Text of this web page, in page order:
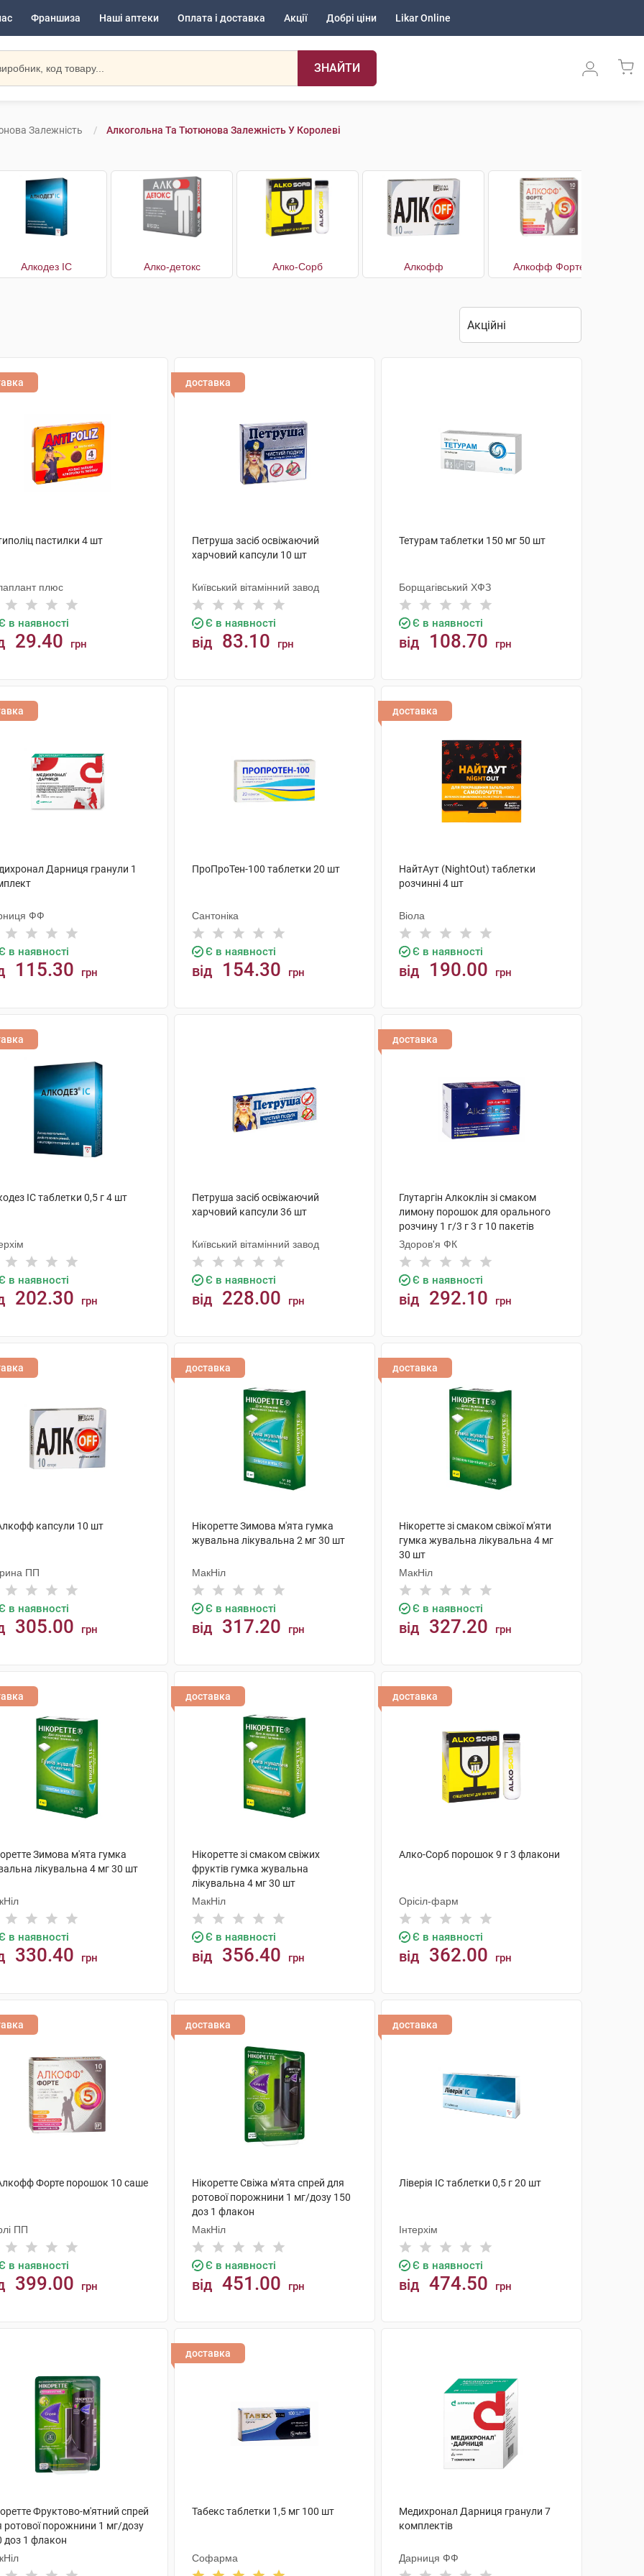
Франшиза Наші аптеки Оплата і доставка Акції Добрі ціни Likar Online
ЗНАЙТИ
Залежність Алкогольна Та Тютюнова Залежність У Королеві
Алкодез IC Алко-детокс Алко-Сорб Алкофф Алкофф Форте
пастилки 4 шт
плюс
в наявності
29.40 грн
доставка
Петруша засіб освіжаючий
харчовий капсули 10 шт
Київський вітамінний завод
Є в наявності
від 83.10 грн
Тетурам таблетки 150 мг 50 шт
Борщагівський ХФЗ
Є в наявності
від 108.70 грн
Дарниця гранули 1
ФФ
в наявності
115.30 грн
ПроПроТен-100 таблетки 20 шт
Сантоніка
Є в наявності
від 154.30 грн
доставка
НайтАут (NightOut) таблетки
розчинні 4 шт
Віола
Є в наявності
від 190.00 грн
IC таблетки 0,5 г 4 шт
в наявності
202.30 грн
Петруша засіб освіжаючий
харчовий капсули 36 шт
Київський вітамінний завод
Є в наявності
від 228.00 грн
доставка
Глутаргiн Алкоклiн зі смаком
лимону порошок для орального
розчину 1 г/3 г 3 г 10 пакетів
Здоров'я ФК
Є в наявності
від 292.10 грн
капсули 10 шт
ПП
в наявності
305.00 грн
доставка
Нікоретте Зимова м'ята гумка
жувальна лікувальна 2 мг 30 шт
МакНіл
Є в наявності
від 317.20 грн
доставка
Нікоретте зі смаком свіжої м'яти
гумка жувальна лікувальна 4 мг
30 шт
МакНіл
Є в наявності
від 327.20 грн
Зимова м'ята гумка
лікувальна 4 мг 30 шт
в наявності
330.40 грн
доставка
Нікоретте зі смаком свіжих
фруктів гумка жувальна
лікувальна 4 мг 30 шт
МакНіл
Є в наявності
від 356.40 грн
доставка
Алко-Сорб порошок 9 г 3 флакони
Орісіл-фарм
Є в наявності
від 362.00 грн
Форте порошок 10 саше
ПП
в наявності
399.00 грн
доставка
Нікоретте Свіжа м'ята спрей для
ротової порожнини 1 мг/дозу 150
доз 1 флакон
МакНіл
Є в наявності
від 451.00 грн
доставка
Ліверія IC таблетки 0,5 г 20 шт
Інтерхім
Є в наявності
від 474.50 грн
Фруктово-м'ятний спрей
ротової порожнини 1 мг/дозу
доз 1 флакон
доставка
Табекс таблетки 1,5 мг 100 шт
Софарма
Медихронал Дарниця гранули 7
комплектів
Дарниця ФФ